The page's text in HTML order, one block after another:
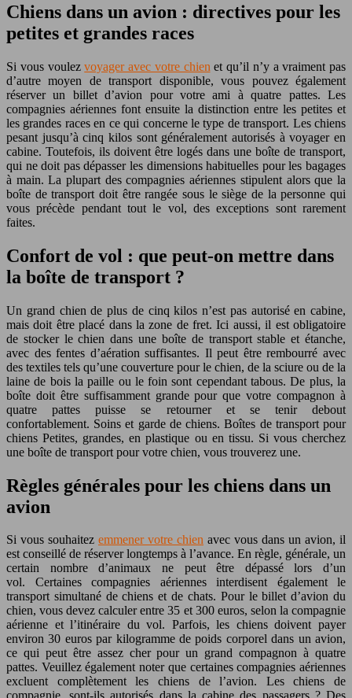
Chiens dans un avion : directives pour les
petites et grandes races
Si vous voulezvoyager avec votre chien et qu’il n’y a vraiment pas
d’autre moyen de transport disponible, vous pouvez également
réserver un billet d’avion pour votre ami à quatre pattes. Les
compagnies aériennes font ensuite la distinction entre les petites et
les grandes races en ce qui concerne le type de transport. Les chiens
pesant jusqu’à cinq kilos sont généralement autorisés à voyager en
cabine. Toutefois, ils doivent être logés dans une boîte de transport,
qui ne doit pas dépasser les dimensions habituelles pour les bagages
à main. La plupart des compagnies aériennes stipulent alors que la
boîte de transport doit être rangée sous le siège de la personne qui
vous précède pendant tout le vol, des exceptions sont rarement
faites.
Confort de vol : que peut-on mettre dans
la boîte de transport ?
Un grand chien de plus de cinq kilos n’est pas autorisé en cabine,
mais doit être placé dans la zone de fret. Ici aussi, il est obligatoire
de stocker le chien dans une boîte de transport stable et étanche,
avec des fentes d’aération suffisantes. Il peut être rembourré avec
des textiles tels qu’une couverture pour le chien, de la sciure ou de la
laine de bois la paille ou le foin sont cependant tabous. De plus, la
boîte doit être suffisamment grande pour que votre compagnon à
quatre pattes puisse se retourner et se tenir debout
confortablement. Soins et garde de chiens. Boîtes de transport pour
chiens Petites, grandes, en plastique ou en tissu. Si vous cherchez
une boîte de transport pour votre chien, vous trouverez une.
Règles générales pour les chiens dans un
avion
Si vous souhaitez emmener votre chien avec vous dans un avion, il
est conseillé de réserver longtemps à l’avance. En règle, générale, un
certain nombre d’animaux ne peut être dépassé lors d’un
vol. Certaines compagnies aériennes interdisent également le
transport simultané de chiens et de chats. Pour le billet d’avion du
chien, vous devez calculer entre 35 et 300 euros, selon la compagnie
aérienne et l’itinéraire du vol. Parfois, les chiens doivent payer
environ 30 euros par kilogramme de poids corporel dans un avion,
ce qui peut être assez cher pour un grand compagnon à quatre
pattes. Veuillez également noter que certaines compagnies aériennes
excluent complètement les chiens de l’avion. Les chiens de